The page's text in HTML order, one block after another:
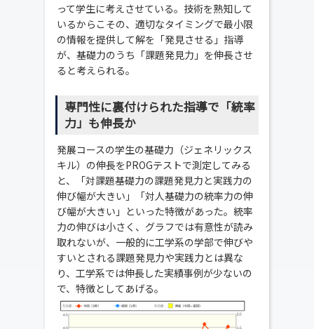
って学生に考えさせている。技術を熟知して
いるからこその、適切なタイミングで最小限
の情報を提供して解を「発見させる」指導
が、基礎力のうち「課題発見力」を伸長させ
ると考えられる。
専門性に裏付けられた指導で「統率
力」も伸長か
発展コースの学生の基礎力（ジェネリックス
キル）の伸長をPROGテストで測定してみる
と、「対課題基礎力の課題発見力と実践力の
伸び幅が大きい」「対人基礎力の統率力の伸
び幅が大きい」といった特徴があった。統率
力の伸びは小さく、グラフでは有意性が読み
取れないが、一般的に工学系の学部で伸びや
すいとされる課題発見力や実践力とは異な
り、工学系では伸長した実績事例が少ないの
で、特徴としてあげる。